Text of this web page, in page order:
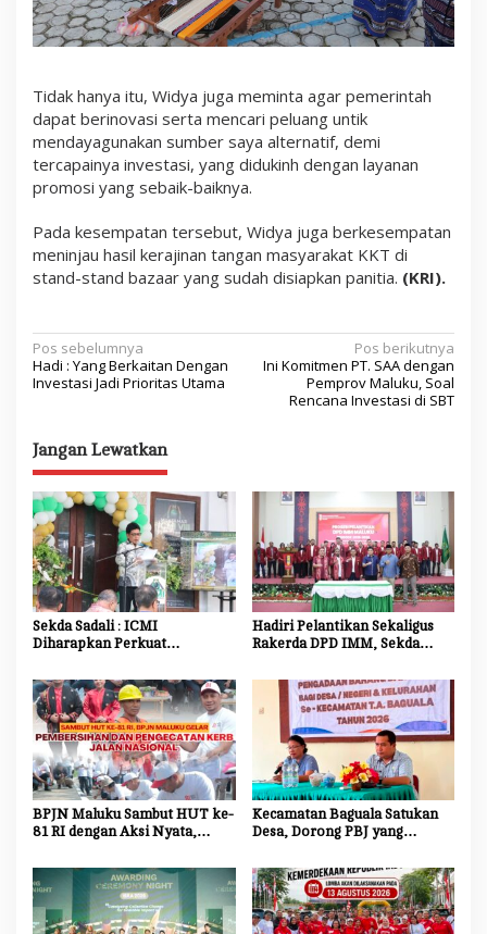
Tidak hanya itu, Widya juga meminta agar pemerintah
dapat berinovasi serta mencari peluang untik
mendayagunakan sumber saya alternatif, demi
tercapainya investasi, yang didukinh dengan layanan
promosi yang sebaik-baiknya.
Pada kesempatan tersebut, Widya juga berkesempatan
meninjau hasil kerajinan tangan masyarakat KKT di
stand-stand bazaar yang sudah disiapkan panitia. (KRI).
N
a
i
g
a
s
i
p
o
s
Pos sebelumnya
Hadi : Yang Berkaitan Dengan
Investasi Jadi Prioritas Utama
Pos berikutnya
Ini Komitmen PT. SAA dengan
Pemprov Maluku, Soal
Rencana Investasi di SBT
Jangan Lewatkan
Sekda Sadali : ICMI
Diharapkan Perkuat
untuk Kemajuan Daerah
Hadiri Pelantikan Sekaligus
Rakerda DPD IMM, Sekda
Jadi Agen Perubahan dan
Mitra Strategis Pemerintah
BPJN Maluku Sambut HUT ke-
81 RI dengan Aksi Nyata,
Jalan Nasional
Kecamatan Baguala Satukan
Desa, Dorong PBJ yang